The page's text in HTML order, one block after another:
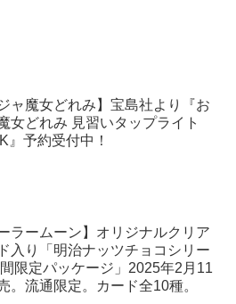
ジャ魔女どれみ】宝島社より『お
女どれみ 見習いタップライト
』予約受付中！
ーラームーン】オリジナルクリア
入り「明治ナッツチョコシリー
限定パッケージ」2025年2月11
。流通限定。カード全10種。